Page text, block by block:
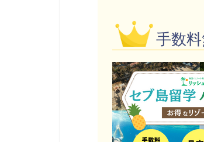
手数